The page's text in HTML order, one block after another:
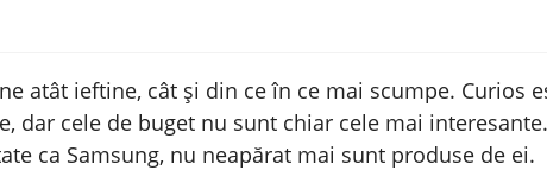
atât ieftine, cât și din ce în ce mai scumpe. Curios
dar cele de buget nu sunt chiar cele mai
ca Samsung, nu neapărat mai sunt produse de ei.